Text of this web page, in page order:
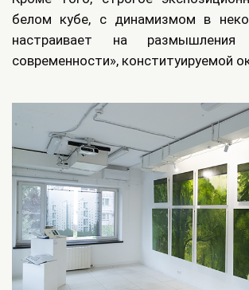
белом кубе, с динамизмом в
настраивает на
современности», конституируемой